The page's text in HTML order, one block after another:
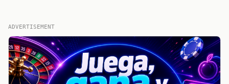
ADVERTISEMENT